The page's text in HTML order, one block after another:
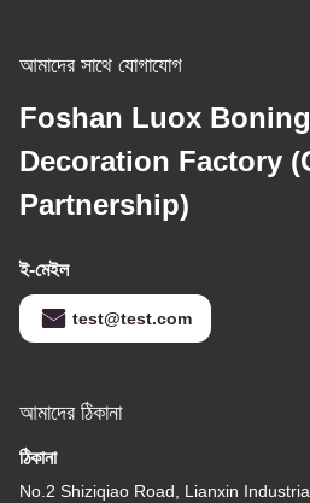
আমাদের সাথে যোগাযোগ
Foshan Luox
Decoration Factory
Partnership)
ই-মেইল
test@test.com
আমাদের ঠিকানা
ঠিকানা
No.2 Shiziqiao Road, Lianxin